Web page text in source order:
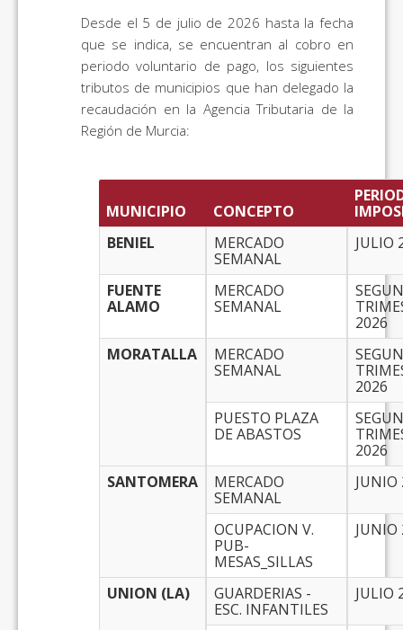
Desde el 5 de julio de 2026 hasta la fecha
que se indica, se encuentran al cobro en
periodo voluntario de pago, los siguientes
tributos de municipios que han delegado la
recaudación en la Agencia Tributaria de la
Región de Murcia:
MUNICIPIO CONCEPTO
BENIEL
MERCADO
SEMANAL
JULIO
FUENTE
ALAMO
MERCADO
SEMANAL
2026
MORATALLA
MERCADO
SEMANAL
2026
PUESTO PLAZA
DE ABASTOS
2026
SANTOMERA
MERCADO
SEMANAL
JUNIO
OCUPACION V.
PUB-
MESAS_SILLAS
JUNIO
UNION (LA)
GUARDERIAS -
ESC. INFANTILES
JULIO